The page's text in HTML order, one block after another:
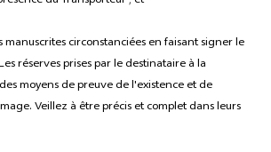
manuscrites circonstanciées en faisant signer le
réserves prises par le destinataire à la
moyens de preuve de l'existence et de
Veillez à être précis et complet dans leurs